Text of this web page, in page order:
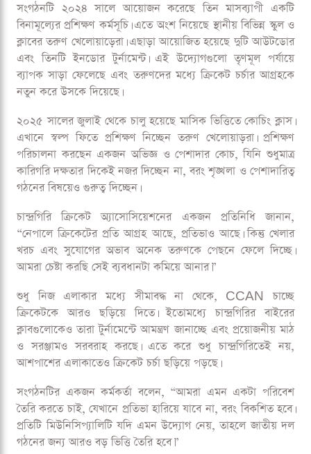
সংগঠনটি ২০২৪ সালে আয়োজন করেছে তিন মাসব্যাপী একটি
বিনামূল্যের প্রশিক্ষণ কর্মসূচি। এতে অংশ নিয়েছে স্থানীয় বিভিন্ন স্কুল ও
ক্লাবের তরুণ খেলোয়াড়েরা। এছাড়া আয়োজিত হয়েছে দুটি আউটডোর
এবং তিনটি ইনডোর টুর্নামেন্ট। এই উদ্যোগগুলো তৃণমূল পর্যায়ে
ব্যাপক সাড়া ফেলেছে এবং তরুণদের মধ্যে ক্রিকেট চর্চার আগ্রহকে
নতুন করে উসকে দিয়েছে।
২০২৫ সালের জুলাই থেকে চালু হয়েছে মাসিক ভিত্তিতে কোচিং ক্লাস।
এখানে স্বল্প ফিতে প্রশিক্ষণ নিচ্ছেন তরুণ খেলোয়াড়রা। প্রশিক্ষণ
পরিচালনা করছেন একজন অভিজ্ঞ ও পেশাদার কোচ, যিনি শুধুমাত্র
কারিগরি দক্ষতার দিকেই নজর দিচ্ছেন না, বরং শৃঙ্খলা ও পেশাদারিত্ব
গঠনের বিষয়েও গুরুত্ব দিচ্ছেন।
চান্দ্রগিরি ক্রিকেট অ্যাসোসিয়েশনের একজন প্রতিনিধি জানান,
“নেপালে ক্রিকেটের প্রতি আগ্রহ আছে, প্রতিভাও আছে। কিন্তু খেলার
খরচ এবং সুযোগের অভাব অনেক তরুণকে পেছনে ফেলে দিচ্ছে।
আমরা চেষ্টা করছি সেই ব্যবধানটা কমিয়ে আনার।”
শুধু নিজ এলাকার মধ্যে সীমাবদ্ধ না থেকে, CCAN চাচ্ছে
ক্রিকেটকে আরও ছড়িয়ে দিতে। ইতোমধ্যে চান্দ্রগিরির বাইরের
ক্লাবগুলোকেও তারা টুর্নামেন্টে আমন্ত্রণ জানাচ্ছে এবং প্রয়োজনীয় মাঠ
ও সরঞ্জামও সরবরাহ করছে। এতে করে শুধু চান্দ্রগিরিতেই নয়,
আশপাশের এলাকাতেও ক্রিকেট চর্চা ছড়িয়ে পড়ছে।
সংগঠনটির একজন কর্মকর্তা বলেন, “আমরা এমন একটা পরিবেশ
তৈরি করতে চাই, যেখানে প্রতিভা হারিয়ে যাবে না, বরং বিকশিত হবে।
প্রতিটি মিউনিসিপ্যালিটি যদি এমন উদ্যোগ নেয়, তাহলে জাতীয় দল
গঠনের জন্য আরও বড় ভিত্তি তৈরি হবে।”